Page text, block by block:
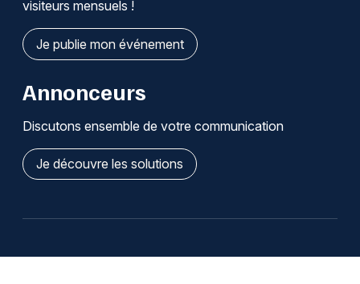
visiteurs mensuels !
Je publie mon événement
Annonceurs
Discutons ensemble de votre communication
Je découvre les solutions